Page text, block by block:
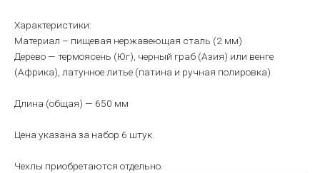
Характеристики:
Материал – пищевая нержавеющая сталь (2 мм)
Дерево — термоясень (Юг), черный граб (Азия) или венге
(Африка), латунное литье (патина и ручная полировка)
Длина (общая) — 650 мм
Цена указана за набор 6 штук.
Чехлы приобретаются отдельно.